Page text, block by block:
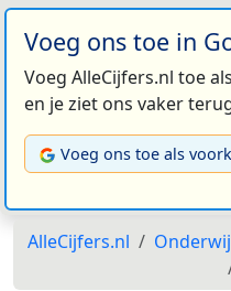
Voeg ons toe in
Voeg AlleCijfers.nl toe
en je ziet ons vaker
Voeg ons toe als
AlleCijfers.nl